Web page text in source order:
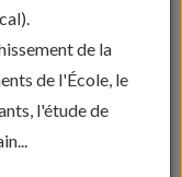
de la
de l'École, le
l'étude de